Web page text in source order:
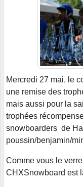
Mercredi 27 mai, le
une remise des
mais aussi pour la
trophées
snowboarders de
poussin/benjamin/
Comme vous le
CHXSnowboard est